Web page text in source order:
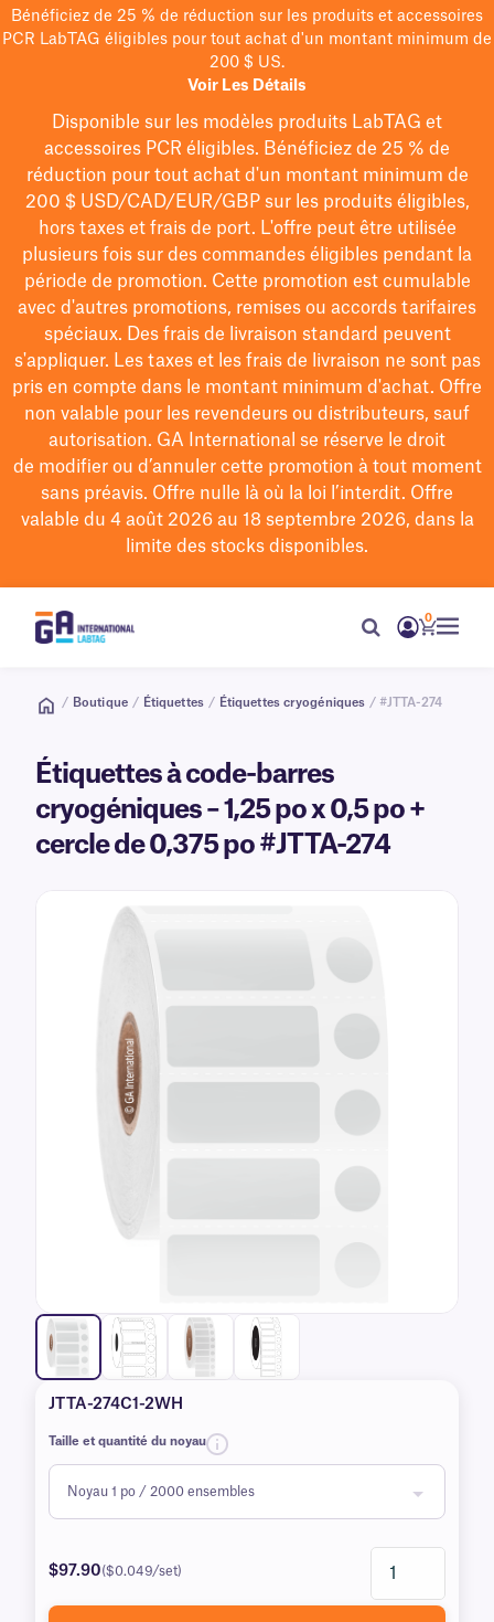
Bénéficiez de 25 % de réduction sur les produits et accessoires
PCR LabTAG éligibles pour tout achat d'un montant minimum de
200 $ US.
Voir Les Détails
Disponible sur les modèles produits LabTAG et
accessoires PCR éligibles. Bénéficiez de 25 % de
réduction pour tout achat d'un montant minimum de
200 $USD/CAD/EUR/GBPsur les produits éligibles,
hors taxes et frais de port. L'offre peut être utilisée
plusieurs fois sur des commandes éligibles pendant la
période de promotion. Cette promotion est cumulable
avec d'autres promotions, remises ou accords tarifaires
spéciaux. Des frais de livraison standard peuvent
s'appliquer. Les taxes et les frais de livraison ne sont pas
pris en compte dans le montant minimum d'achat. Offre
non valable pour les revendeurs ou distributeurs, sauf
autorisation. GA International se réserve le droit
de modifierou d’annuler cette promotion à tout moment
sans préavis. Offre nulle là où la loi l’interdit. Offre
valable du 4 août 2026 au 18 septembre 2026, dans la
limite des stocks disponibles.
0
/ Boutique / Étiquettes / Étiquettes cryogéniques / #JTTA-274
Étiquettes à code-barres
cryogéniques – 1,25 po x 0,5 po +
cercle de 0,375 po #JTTA-274
JTTA-274C1-2WH
Taille et quantité du noyau
$97.90($0.049/set)